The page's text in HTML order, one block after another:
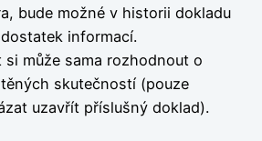
bude možné v historii dokladu
informací.
si může sama rozhodnout o
skutečností (pouze
uzavřít příslušný doklad).